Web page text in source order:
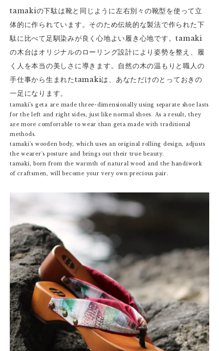
tamakiの下駄は靴と同じように左右別々の靴型を使って立
体的に作られています。そのため伝統的な製法で作られた下
駄に比べて足馴染みが良く心地よい履き心地です。tamaki
の木台はオリジナルのローリング設計により姿勢を整え、履
く人を本当の美しさに導きます。自然の木の温もりと職人の
手仕事から生まれたtamakiは、あなただけのとっておきの
一足になります。
tamaki's geta are made three-dimensionally using separate shoe lasts
for the left and right sides, just like normal shoes. As a result, they
are more comfortable to wear than geta made with traditional
methods.
tamaki's wooden body, which uses an original rolling design, adjusts
the wearer's posture and brings out their true beauty.
tamaki, born from the warmth of natural wood and the handiwork
of craftsmen, will become your very own precious pair.